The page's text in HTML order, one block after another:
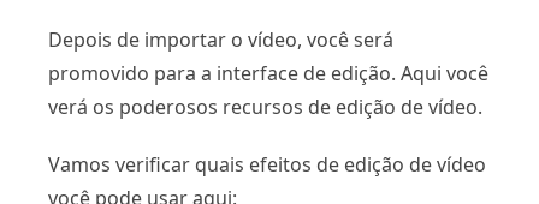
Depois de importar o vídeo, você será
promovido para a interface de edição. Aqui você
verá os poderosos recursos de edição de vídeo.
Vamos verificar quais efeitos de edição de vídeo
você pode usar aqui: